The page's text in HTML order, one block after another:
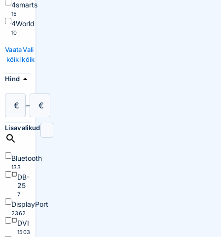
4smarts
15
4World
10
Vaata
kõiki
Vali
kõik
Hind
€ – €
Lisavalikud
Bluetooth
133
DB-
25
7
DisplayPort
2362
DVI
1503